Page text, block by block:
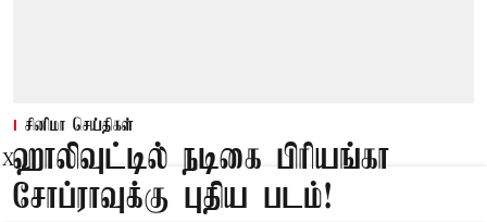
சினிமா செய்திகள்
ஹாலிவுட்டில் நடிகை பிரியங்கா
சோப்ராவுக்கு புதிய படம்!
X